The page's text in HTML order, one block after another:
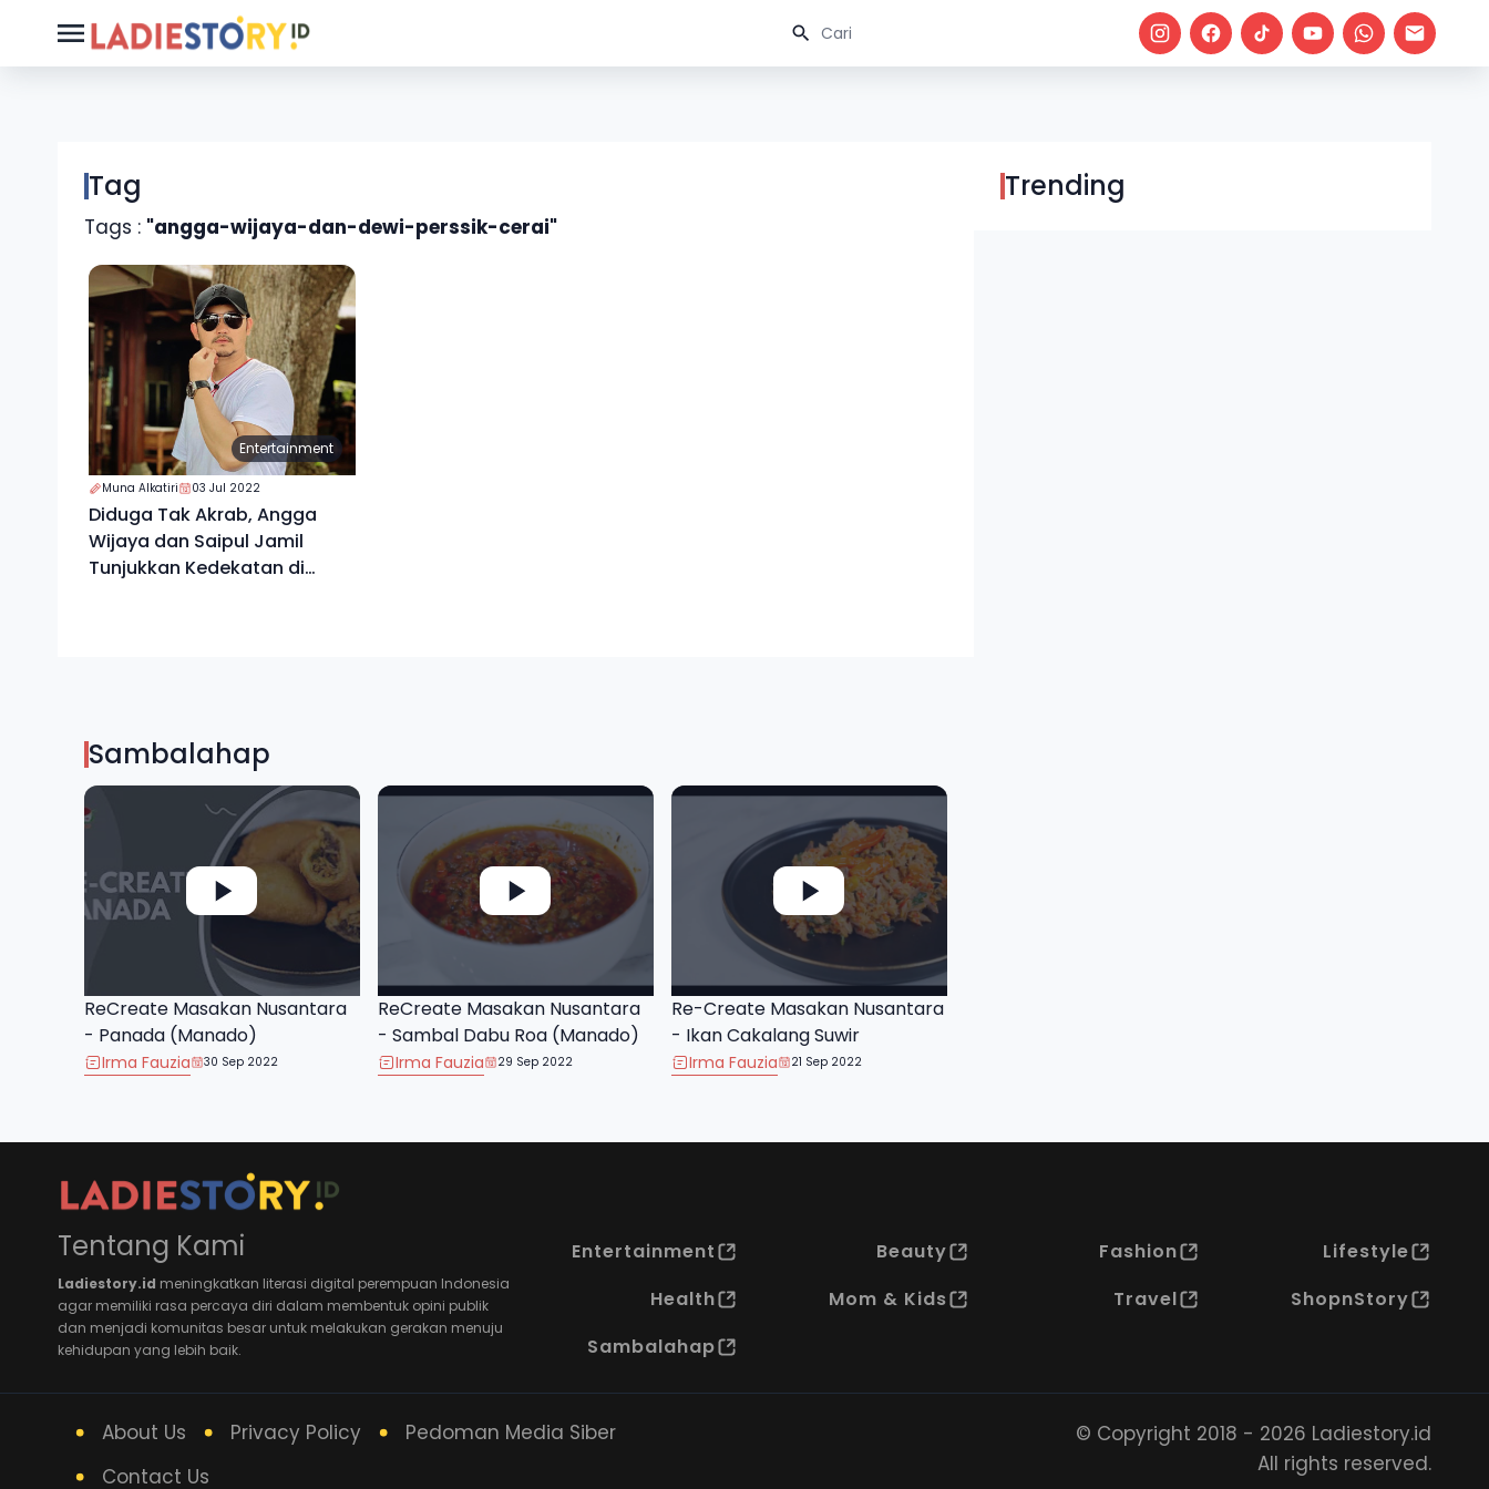
Tag
Tags : "angga-wijaya-dan-dewi-perssik-cerai"
Entertainment
Muna Alkatiri 03 Jul 2022
Diduga Tak Akrab, Angga
Wijaya dan Saipul Jamil
Tunjukkan Kedekatan di
Trending
Sambalahap
ReCreate Masakan Nusantara
- Panada (Manado)
Irma Fauzia 30 Sep 2022
ReCreate Masakan Nusantara
- Sambal Dabu Roa (Manado)
Irma Fauzia 29 Sep 2022
Re-Create Masakan Nusantara
- Ikan Cakalang Suwir
Irma Fauzia 21 Sep 2022
Tentang Kami
Ladiestory.id meningkatkan literasi digital perempuan Indonesia
agar memiliki rasa percaya diri dalam membentuk opini publik
dan menjadi komunitas besar untuk melakukan gerakan menuju
kehidupan yang lebih baik.
Entertainment Beauty Fashion
Lifestyle
Health
Mom & Kids Travel
ShopnStory
Sambalahap
About Us Privacy Policy
Pedoman Media Siber
Contact Us
© Copyright 2018 - 2026 Ladiestory.id
All rights reserved.